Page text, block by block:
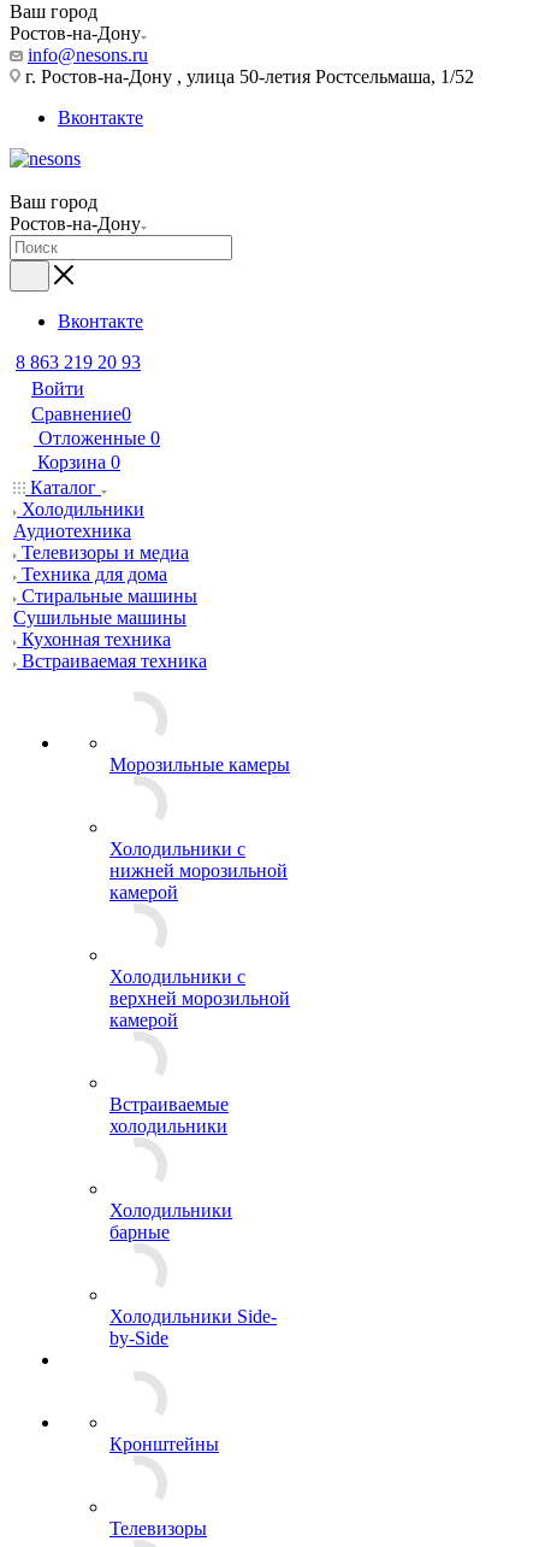
Ваш город
Ростов-на-Дону
info@nesons.ru
г. Ростов-на-Дону , улица 50-летия Ростсельмаша, 1/52
Вконтакте
Ваш город
Ростов-на-Дону
Вконтакте
8 863 219 20 93
Войти
Сравнение0
Отложенные 0
Корзина 0
Каталог
Холодильники
Аудиотехника
Телевизоры и медиа
Техника для дома
Стиральные машины
Сушильные машины
Кухонная техника
Встраиваемая техника
Морозильные камеры
Холодильники с
нижней морозильной
камерой
Холодильники с
верхней морозильной
камерой
Встраиваемые
холодильники
Холодильники
барные
Холодильники Side-
by-Side
Кронштейны
Телевизоры